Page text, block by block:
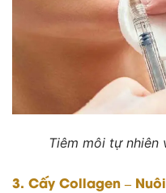
Tiêm môi tự nhiên
3. Cấy Collagen –